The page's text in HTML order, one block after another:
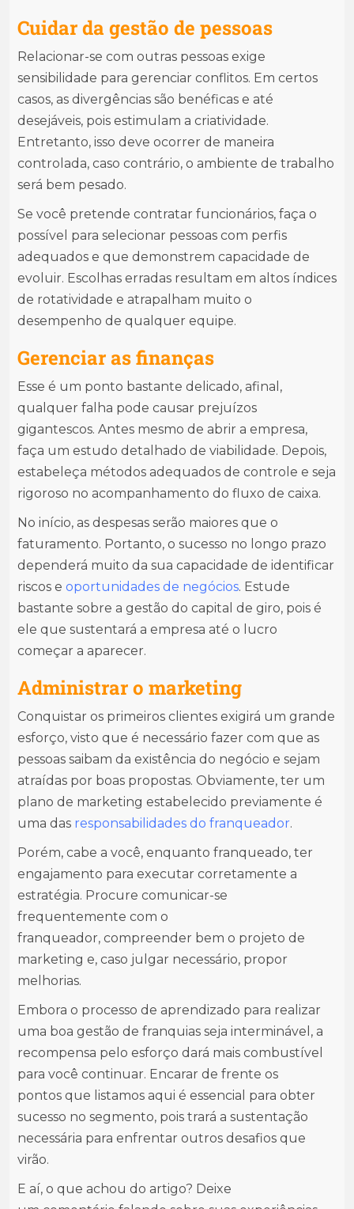
Cuidar da gestão de pessoas
Relacionar-se com outras pessoas exige
sensibilidade para gerenciar conflitos. Em certos
casos, as divergências são benéficas e até
desejáveis, pois estimulam a criatividade.
Entretanto, isso deve ocorrer de maneira
controlada, caso contrário, o ambiente de trabalho
será bem pesado.
Se você pretende contratar funcionários, faça o
possível para selecionar pessoas com perfis
adequados e que demonstrem capacidade de
evoluir. Escolhas erradas resultam em altos índices
de rotatividade e atrapalham muito o
desempenho de qualquer equipe.
Gerenciar as finanças
Esse é um ponto bastante delicado, afinal,
qualquer falha pode causar prejuízos
gigantescos. Antes mesmo de abrir a empresa,
faça um estudo detalhado de viabilidade. Depois,
estabeleça métodos adequados de controle e seja
rigoroso no acompanhamento do fluxo de caixa.
No início, as despesas serão maiores que o
faturamento. Portanto, o sucesso no longo prazo
dependerá muito da sua capacidade de identificar
riscos e oportunidades de negócios. Estude
bastante sobre a gestão do capital de giro, pois é
ele que sustentará a empresa até o lucro
começar a aparecer.
Administrar o marketing
Conquistar os primeiros clientes exigirá um grande
esforço, visto que é necessário fazer com que as
pessoas saibam da existência do negócio e sejam
atraídas por boas propostas. Obviamente, ter um
plano de marketing estabelecido previamente é
uma das responsabilidades do franqueador.
Porém, cabe a você, enquanto franqueado, ter
engajamento para executar corretamente a
estratégia. Procure comunicar-se
frequentemente com o
franqueador, compreender bem o projeto de
marketing e, caso julgar necessário, propor
melhorias.
Embora o processo de aprendizado para realizar
uma boa gestão de franquias seja interminável, a
recompensa pelo esforço dará mais combustível
para você continuar. Encarar de frente os
pontos que listamos aqui é essencial para obter
sucesso no segmento, pois trará a sustentação
necessária para enfrentar outros desafios que
virão.
E aí, o que achou do artigo? Deixe